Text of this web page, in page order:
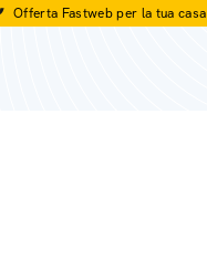
Offerta Fastweb per la tua casa